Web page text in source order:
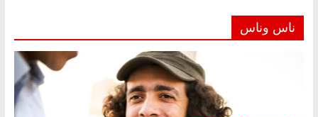
ناس وناس